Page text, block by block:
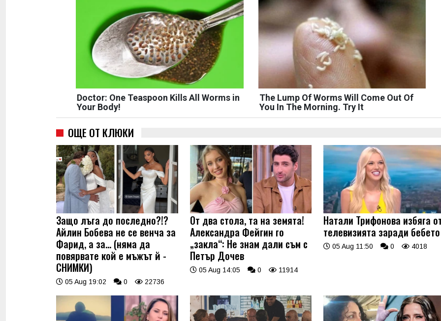
Doctor: One Teaspoon Kills All Worms in
Your Body!
The Lump Of Worms Will Come Out Of
You In The Morning. Try It
ОЩЕ ОТ КЛЮКИ
Защо лъга до последно?!?
Айлин Бобева не се венча за
Фарид, а за... (няма да
повярвате кой е мъжът й -
СНИМКИ)
05 Aug 19:02 0 22736
От два стола, та на земята!
Александра Фейгин го
„закла“: Не знам дали съм с
Петър Дочев
05 Aug 14:05 0 11914
Натали Трифонова избяга
телевизията заради бебето
05 Aug 11:50 0 4018